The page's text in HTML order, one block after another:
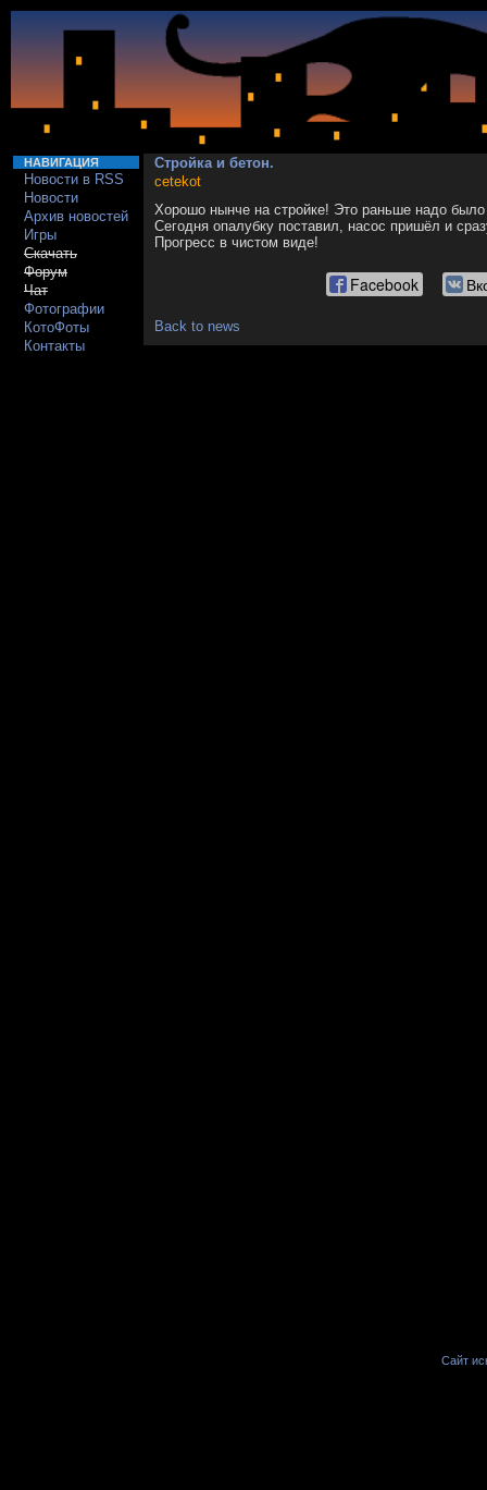
НАВИГАЦИЯ
Новости в RSS
Новости
Архив новостей
Игры
Скачать
Форум
Чат
Фотографии
КотоФоты
Контакты
Стройка и бетон.
cetekot
Хорошо нынче на стройке! Это раньше надо было
Сегодня опалубку поставил, насос пришёл и
Прогресс в чистом виде!
Facebook
Back to news
Сайт